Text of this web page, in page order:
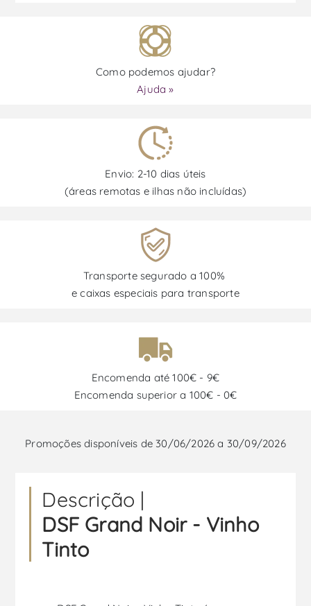
Como podemos ajudar?
Ajuda »
Envio: 2-10 dias úteis
(áreas remotas e ilhas não incluídas)
Transporte segurado a 100%
e caixas especiais para transporte
Encomenda até 100€ - 9€
Encomenda superior a 100€ - 0€
Promoções disponíveis de 30/06/2026 a 30/09/2026
Descrição |
DSF Grand Noir - Vinho
Tinto